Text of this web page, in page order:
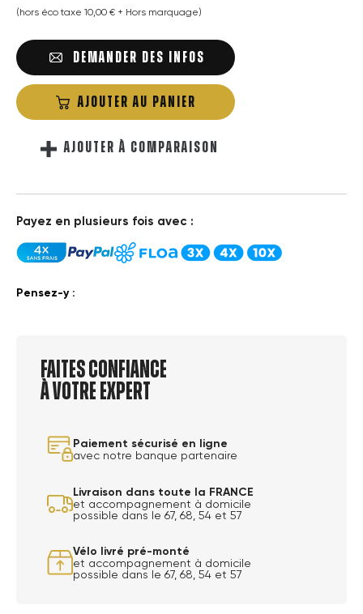
(hors éco taxe 10,00 € + Hors marquage)
DEMANDER DES INFOS
AJOUTER AU PANIER
AJOUTER À COMPARAISON
Payez en plusieurs fois avec :
Pensez-y :
Faites confiance
à votre expert
Paiement sécurisé en ligne
avec notre banque partenaire
Livraison dans toute la FRANCE
et accompagnement à domicile
possible dans le 67, 68, 54 et 57
Vélo livré pré-monté
et accompagnement à domicile
possible dans le 67, 68, 54 et 57